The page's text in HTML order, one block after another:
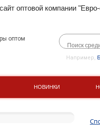
оптовой компании "Евро-
оптом
Например,
НОВИНКИ